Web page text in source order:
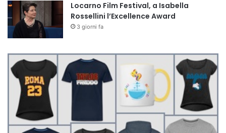
Locarno Film Festival, a Isabella
Rossellini l’Excellence Award
3 giorni fa